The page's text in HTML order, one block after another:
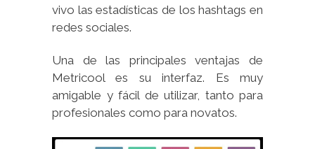
vivo las estadísticas de los hashtags en
redes sociales.
Una de las principales ventajas de
Metricool es su interfaz. Es muy
amigable y fácil de utilizar, tanto para
profesionales como para novatos.